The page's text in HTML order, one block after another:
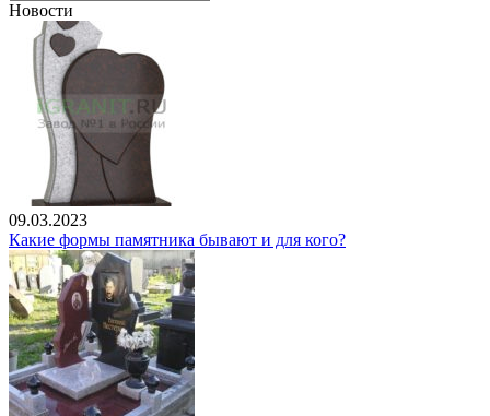
Новости
09.03.2023
Какие формы памятника бывают и для кого?